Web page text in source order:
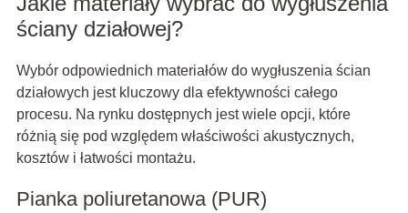
ściany działowej?
Wybór odpowiednich materiałów do wygłuszenia ścian
działowych jest kluczowy dla efektywności całego
procesu. Na rynku dostępnych jest wiele opcji, które
różnią się pod względem właściwości akustycznych,
kosztów i łatwości montażu.
Pianka poliuretanowa (PUR)